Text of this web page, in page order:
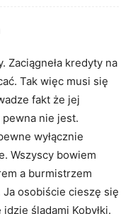
Zaciągneła kredyty na
Tak więc musi się
fakt że jej
nie jest.
wyłącznie
Wszyscy bowiem
a burmistrzem
Ja osobiście cieszę się
śladami Kobyłki.